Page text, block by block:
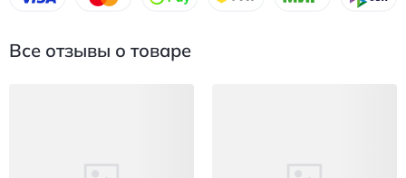
Все отзывы о товаре